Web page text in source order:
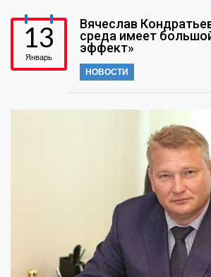
13
Январь
Вячеслав
среда имеет
эффект»
НОВОСТИ